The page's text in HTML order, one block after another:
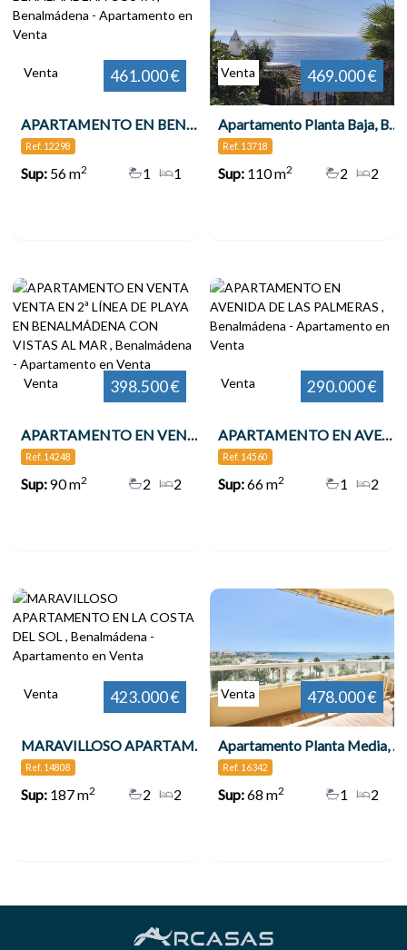
Venta 461.000 €
APARTAMENTO EN BENALMÁDENA COSTA , Benalmádena
Ref. 12298
Sup:56 m2 1
1
Venta 469.000 €
Apartamento Planta Baja, Benalmadena
Ref. 13718
Sup:110 m2 2
2
Venta 398.500 €
APARTAMENTO EN VENTA VENTA EN 2ª LÍNEA DE PLAYA EN BENALMÁDENA CON VISTAS AL MAR , Benalmádena
Ref. 14248
Sup:90 m2 2
2
Venta 290.000 €
APARTAMENTO EN AVENIDA DE LAS PALMERAS , Benalmádena
Ref. 14560
Sup:66 m2 2
1
Venta 423.000 €
MARAVILLOSO APARTAMENTO EN LA COSTA DEL SOL , Benalmádena
Ref. 14808
Sup:187 m2 2
2
Venta 478.000 €
Apartamento Planta Media, Benalmadena
Ref. 16342
Sup:68 m2 2
1